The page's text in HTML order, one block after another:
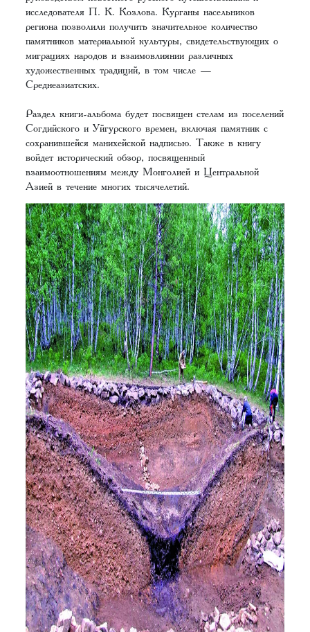
исследователя П. К. Козлова. Курганы насельников
региона позволили получить значительное количество
памятников материальной культуры, свидетельствующих о
миграциях народов и взаимовлиянии различных
художественных традиций, в том числе —
Среднеазиатских.
Раздел книги-альбома будет посвящен стелам из поселений
Согдийского и Уйгурского времен, включая памятник с
сохранившейся манихейской надписью. Также в книгу
войдет исторический обзор, посвященный
взаимоотношениям между Монголией и Центральной
Азией в течение многих тысячелетий.